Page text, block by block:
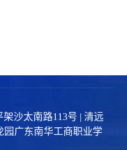
沙太南路113号 | 清远
园广东南华工商职业学